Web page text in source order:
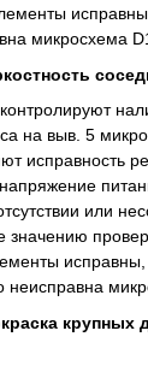
микросхема
на выв. 5
исправность
или
значению
неисправна
крупных